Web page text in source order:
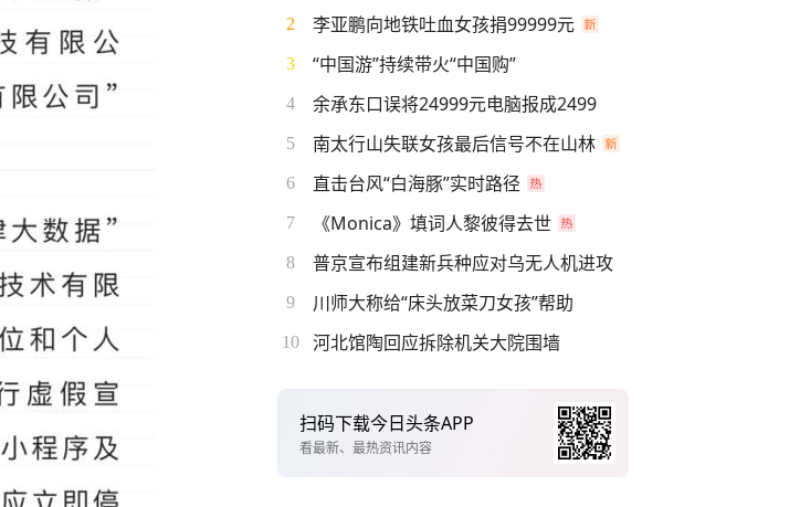
2 李亚鹏向地铁吐血女孩捐99999元
3 “中国游”持续带火“中国购”
4 余承东口误将24999元电脑报成2499
5 南太行山失联女孩最后信号不在山林
6 直击台风“白海豚”实时路径
7 《Monica》填词人黎彼得去世
8 普京宣布组建新兵种应对乌无人机进攻
9 川师大称给“床头放菜刀女孩”帮助
10 河北馆陶回应拆除机关大院围墙
扫码下载今日头条APP
看最新、最热资讯内容